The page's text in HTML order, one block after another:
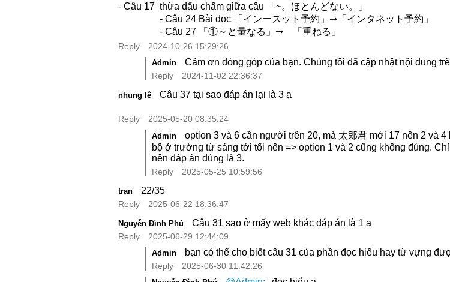
- Câu 17 thừa dấu chấm giữa câu 「~。ほとんどない。」
- Câu 24 Bài đọc 「インースット予約」➞「インタネット予約」
- Câu 27 「①～と量なる」➞ 「重ねる」
Reply 2024-10-26 15:29:26
Admin Cảm ơn đóng góp của bạn. Chúng tôi đã cập nhật nội dung
Reply 2024-11-02 22:36:37
nhung lê Câu 37 tại sao đáp án lại là 3 ạ
Reply 2025-05-20 08:35:24
Admin
option 3 và 6 cần người trên 20, mà 太郎君 mới 17 nên 2 và
bộ ở trường từ sáng tới tối nên => option 1 và 2 cũng không đúng.
nên đáp án đúng là 3.
Reply 2025-05-25 10:59:56
tran 22/35
Reply 2025-06-22 18:36:47
Nguyễn Đình Phú Câu 31 sao ở mấy web khác đáp án là 1 ạ
Reply 2025-06-29 12:44:09
Admin bạn có thể cho biết câu 31 của phần đọc hiểu hay từ vựng
Reply 2025-06-30 11:42:26